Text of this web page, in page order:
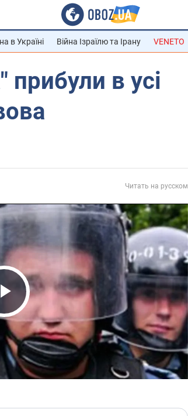
в Україні Війна Ізраїлю та Ірану VENETO
прибули в усі
Читать на русском
Video